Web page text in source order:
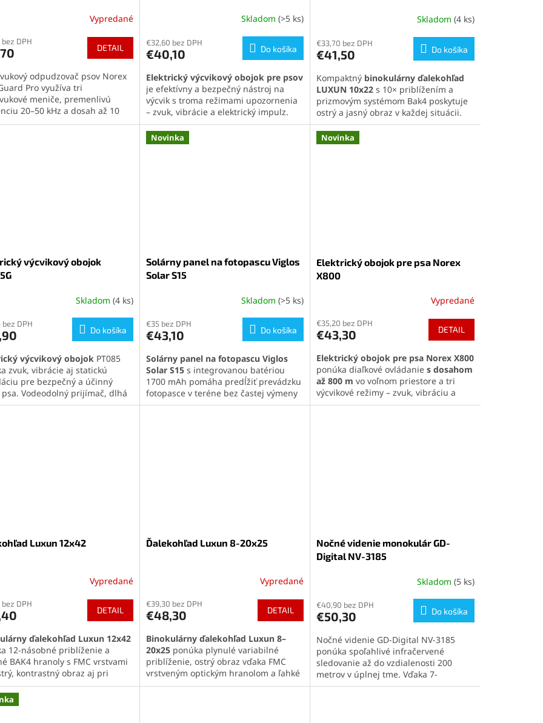
Vypredané
DPH
DETAIL
odpudzovač psov Norex
Pro využíva tri
meniče, premenlivú
20–50 kHz a dosah až 10
Pomáha pri výcviku,
produktu
je
z
5
hviezdičiek.
Skladom (>5 ks)
€32,60 bez DPH
€40,10 Do košíka
Elektrický výcvikový obojok pre psov
je efektívny a bezpečný nástroj na
výcvik s troma režimami upozornenia
– zvuk, vibrácie a elektrický impulz.
Ponúka99 úrovní intenzity,dosah až
800 m,vodeodolnosť
batérie, vďaka čomu je ideálny pre
Skladom (4 ks)
€33,70 bez DPH
€41,50 Do košíka
Kompaktný binokulárny ďalekohľad
LUXUN 10x22s 10× priblížením a
prizmovým systémom Bak4 poskytuje
ostrý a jasný obraz v každej situácii.
Vďaka vodoodolnej konštrukcii a nízkej
hmotnosti je ideálny na turistiku, šport
a pozorovanie prírody. Kvalitná
výcvikový obojok
Skladom (4 ks)
DPH
Do košíka
výcvikový obojok PT085
zvuk, vibrácie aj statickú
pre bezpečný a účinný
psa. Vodeodolný prijímač, dlhá
a ergonomický ovládač
Novinka
Solárny panel na fotopascu Viglos
Solar S15
Skladom (>5 ks)
€35 bez DPH
€43,10 Do košíka
Solárny panel na fotopascu Viglos
Solar S15s integrovanou batériou
1700 mAh pomáha predĺžiť prevádzku
fotopasce v teréne bez častej výmeny
batérií. Vďaka 6 V výstupu, solárnemu
Novinka
Elektrický obojok pre psa Norex
X800
Vypredané
€35,20 bez DPH
€43,30 DETAIL
Elektrický obojok pre psa Norex X800
ponúka diaľkové ovládanie s dosahom
až 800 m vo voľnom priestore a tri
výcvikové režimy – zvuk, vibráciu a
elektrický impulz – s 18 úrovňami
Luxun 12x42
Vypredané
DPH
DETAIL
ďalekohľad Luxun 12x42
12-násobné priblíženie a
BAK4 hranoly s FMC vrstvami
kontrastný obraz aj pri
viditeľnosti. Vďaka odolnej
z kovovej zliatiny a
telu je ideálny do
Ďalekohľad Luxun 8-20x25
produktu
je
z
5
hviezdičiek.
Vypredané
€39,30 bez DPH
€48,30 DETAIL
Binokulárny ďalekohľad Luxun 8–
20x25ponúka plynulé variabilné
priblíženie, ostrý obraz vďaka FMC
vrstveným optickým hranolom a ľahké
ovládanie. Jevodeodolný, kompaktný
Nočné videnie monokulár GD-
Digital NV-3185
produktu
je
z
5
hviezdičiek.
Skladom (5 ks)
€40,90 bez DPH
€50,30 Do košíka
Nočné videnie GD-Digital NV-3185
ponúka spoľahlivé infračervené
sledovanie až do vzdialenosti 200
metrov v úplnej tme. Vďaka 7-
stupňovému prísvitu, možnosti